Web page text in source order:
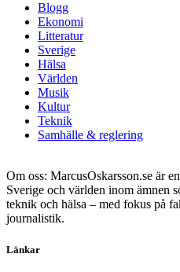
Blogg
Ekonomi
Litteratur
Sverige
Hälsa
Världen
Musik
Kultur
Teknik
Samhälle & reglering
Om oss: MarcusOskarsson.se är
Sverige och världen inom ämnen
teknik och hälsa – med fokus på
journalistik.
Länkar